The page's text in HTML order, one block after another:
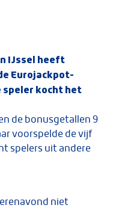
IJssel heeft
Eurojackpot-
speler kocht het
de bonusgetallen 9
voorspelde de vijf
spelers uit andere
niet